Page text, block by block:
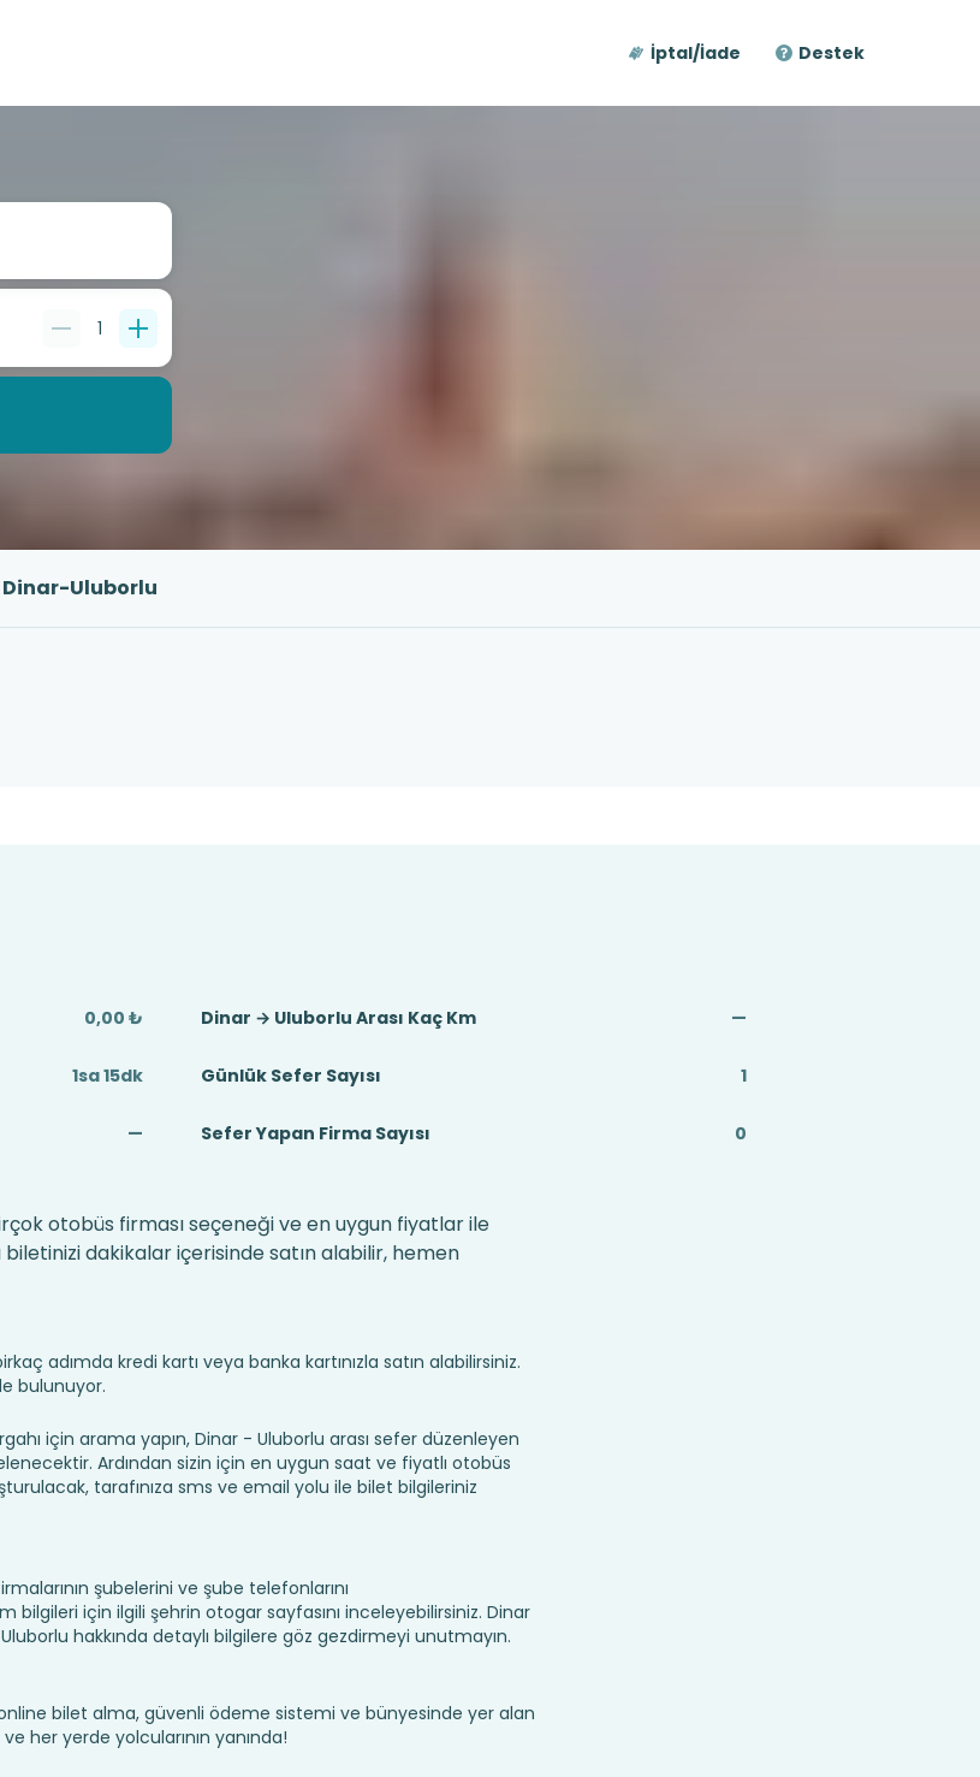
İptal/İade Destek
1
Dinar-Uluborlu
0,00 ₺ Dinar → Uluborlu Arası Kaç Km —
1sa 15dk Günlük Sefer Sayısı 1
— Sefer Yapan Firma Sayısı 0
otobüs firması seçeneği ve en uygun fiyatlar ile
dakikalar içerisinde satın alabilir, hemen
adımda kredi kartı veya banka kartınızla satın alabilirsiniz.
bulunuyor.
için arama yapın, Dinar - Uluborlu arası sefer düzenleyen
Ardından sizin için en uygun saat ve fiyatlı otobüs
tarafınıza sms ve email yolu ile bilet bilgileriniz
şubelerini ve şube telefonlarını
bilgileri için ilgili şehrin otogar sayfasını inceleyebilirsiniz. Dinar
hakkında detaylı bilgilere göz gezdirmeyi unutmayın.
bilet alma, güvenli ödeme sistemi ve bünyesinde yer alan
her yerde yolcularının yanında!